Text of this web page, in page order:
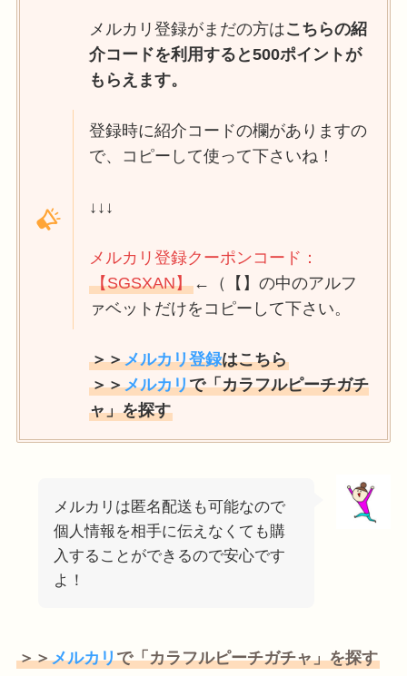
メルカリ登録がまだの方はこちらの紹
介コードを利用すると500ポイントが
もらえます。
登録時に紹介コードの欄がありますの
で、コピーして使って下さいね！
↓↓↓
メルカリ登録クーポンコード：
【SGSXAN】 ←（【】の中のアルフ
ァベットだけをコピーして下さい。
＞＞メルカリ登録はこちら
＞＞メルカリで「カラフルピーチガチ
ャ」を探す
メルカリは匿名配送も可能なので
個人情報を相手に伝えなくても購
入することができるので安心です
よ！
＞＞メルカリで「カラフルピーチガチャ」を探す